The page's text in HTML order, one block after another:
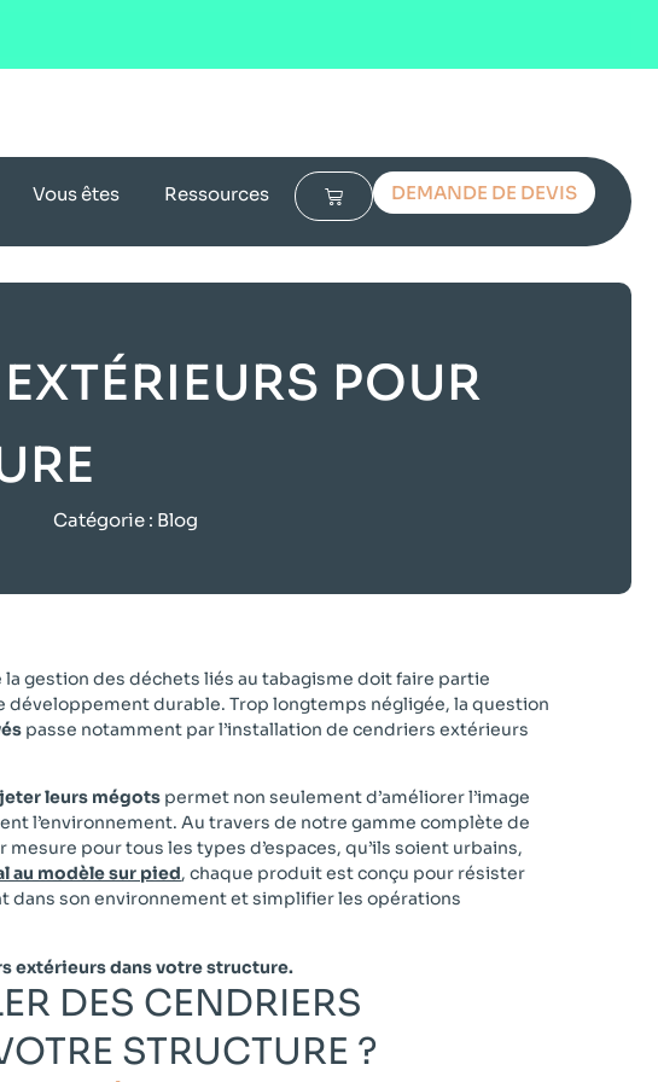
Vous êtes Ressources DEMANDE DE DEVIS
POUR
Catégorie : Blog
gestion des déchets liés au tabagisme doit faire partie
durable. Trop longtemps négligée, la question
passe notamment par l’installation de cendriers extérieurs
leurs mégots permet non seulement d’améliorer l’image
l’environnement. Au travers de notre gamme complète de
pour tous les types d’espaces, qu’ils soient urbains,
au modèle sur pied, chaque produit est conçu pour résister
dans son environnement et simplifier les opérations
extérieurs dans votre structure.
DES CENDRIERS
STRUCTURE ?​